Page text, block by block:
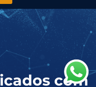
com